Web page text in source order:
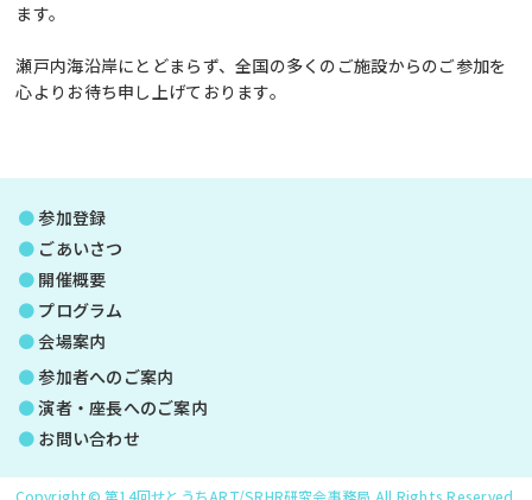
ます。
瀬戸内海沿岸にとどまらず、全国の多くのご施設からのご参加を
心よりお待ち申し上げております。
参加登録
ごあいさつ
開催概要
プログラム
会場案内
参加者へのご案内
演者・座長へのご案内
お問い合わせ
Copyright© 第14回せとうちART/SRHR研究会事務局 All Rights Reserved.